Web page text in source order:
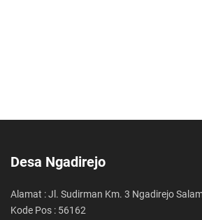
Desa Ngadirejo
Alamat : Jl. Sudirman Km. 3 Ngadirejo
Kode Pos : 56162